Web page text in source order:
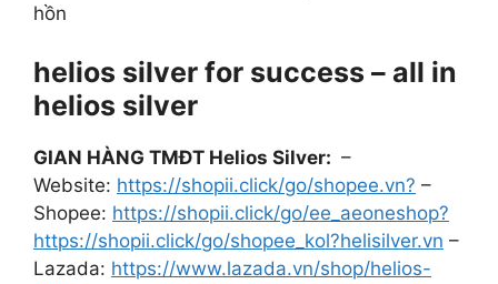
hồn
helios silver for success – all in
helios silver
GIAN HÀNG TMĐT Helios Silver: –
Website: https://shopii.click/go/shopee.vn? –
Shopee: https://shopii.click/go/ee_aeoneshop?
https://shopii.click/go/shopee_kol?helisilver.vn –
Lazada: https://www.lazada.vn/shop/helios-